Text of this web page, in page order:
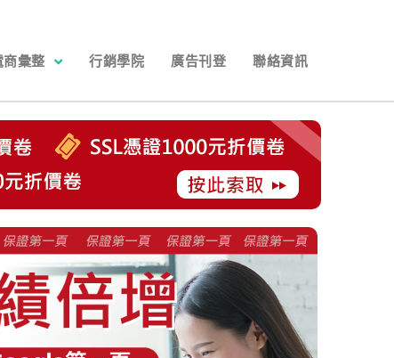
商彙整 行銷學院 廣告刊登 聯絡資訊